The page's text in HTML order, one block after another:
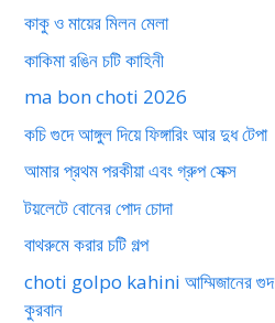
কাকু ও মায়ের মিলন মেলা
কাকিমা রঙিন চটি কাহিনী
ma bon choti 2026
কচি গুদে আঙ্গুল দিয়ে ফিঙ্গারিং আর দুধ টেপা
আমার প্রথম পরকীয়া এবং গ্রুপ সেক্স
টয়লেটে বোনের পোদ চোদা
বাথরুমে করার চটি গল্প
choti golpo kahini আম্মিজানের গুদ
কুরবান